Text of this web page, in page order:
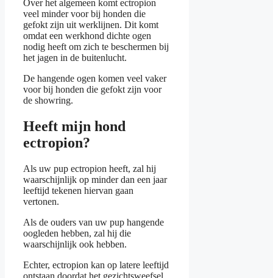
Over het algemeen komt ectropion
veel minder voor bij honden die
gefokt zijn uit werklijnen. Dit komt
omdat een werkhond dichte ogen
nodig heeft om zich te beschermen bij
het jagen in de buitenlucht.
De hangende ogen komen veel vaker
voor bij honden die gefokt zijn voor
de showring.
Heeft mijn hond
ectropion?
Als uw pup ectropion heeft, zal hij
waarschijnlijk op minder dan een jaar
leeftijd tekenen hiervan gaan
vertonen.
Als de ouders van uw pup hangende
oogleden hebben, zal hij die
waarschijnlijk ook hebben.
Echter, ectropion kan op latere leeftijd